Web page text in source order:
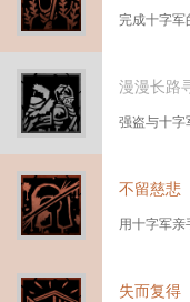
完成十字军
漫漫长路
强盗与十字
不留慈悲
用十字军
失而复得